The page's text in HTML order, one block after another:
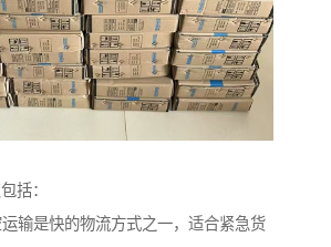
括：
输是快的物流方式之一，适合紧急货